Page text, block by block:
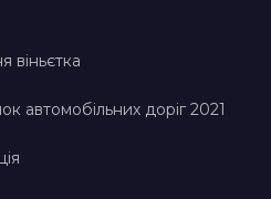
віньєтка
автомобільних доріг 2021